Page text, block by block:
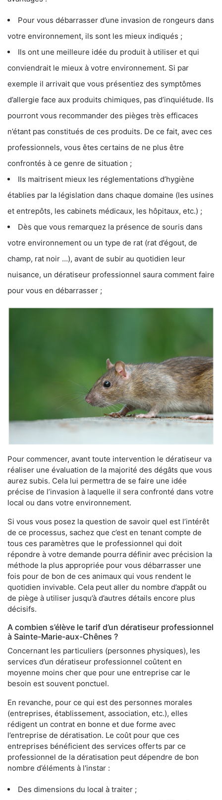
Pour vous débarrasser d’une invasion de rongeurs dans
votre environnement, ils sont les mieux indiqués ;
Ils ont une meilleure idée du produit à utiliser et qui
conviendrait le mieux à votre environnement. Si par
exemple il arrivait que vous présentiez des symptômes
d’allergie face aux produits chimiques, pas d’inquiétude. Ils
pourront vous recommander des pièges très efficaces
n’étant pas constitués de ces produits. De ce fait, avec ces
professionnels, vous êtes certains de ne plus être
confrontés à ce genre de situation ;
Ils maitrisent mieux les réglementations d’hygiène
établies par la législation dans chaque domaine (les usines
et entrepôts, les cabinets médicaux, les hôpitaux, etc.) ;
Dès que vous remarquez la présence de souris dans
votre environnement ou un type de rat (rat d’égout, de
champ, rat noir …), avant de subir au quotidien leur
nuisance, un dératiseur professionnel saura comment faire
pour vous en débarrasser ;
Pour commencer, avant toute intervention le dératiseur va
réaliser une évaluation de la majorité des dégâts que vous
aurez subis. Cela lui permettra de se faire une idée
précise de l’invasion à laquelle il sera confronté dans votre
local ou dans votre environnement.
Si vous vous posez la question de savoir quel est l’intérêt
de ce processus, sachez que c’est en tenant compte de
tous ces paramètres que le professionnel qui doit
répondre à votre demande pourra définir avec précision la
méthode la plus appropriée pour vous débarrasser une
fois pour de bon de ces animaux qui vous rendent le
quotidien invivable. Cela peut aller du nombre d’appât ou
de piège à utiliser jusqu’à d’autres détails encore plus
décisifs.
A combien s’élève le tarif d’un dératiseur professionnel
à Sainte-Marie-aux-Chênes ?
Concernant les particuliers (personnes physiques), les
services d’un dératiseur professionnel coûtent en
moyenne moins cher que pour une entreprise car le
besoin est souvent ponctuel.
En revanche, pour ce qui est des personnes morales
(entreprises, établissement, association, etc.), elles
rédigent un contrat en bonne et due forme avec
l’entreprise de dératisation. Le coût pour que ces
entreprises bénéficient des services offerts par ce
professionnel de la dératisation peut dépendre de bon
nombre d’éléments à l'instar :
Des dimensions du local à traiter ;